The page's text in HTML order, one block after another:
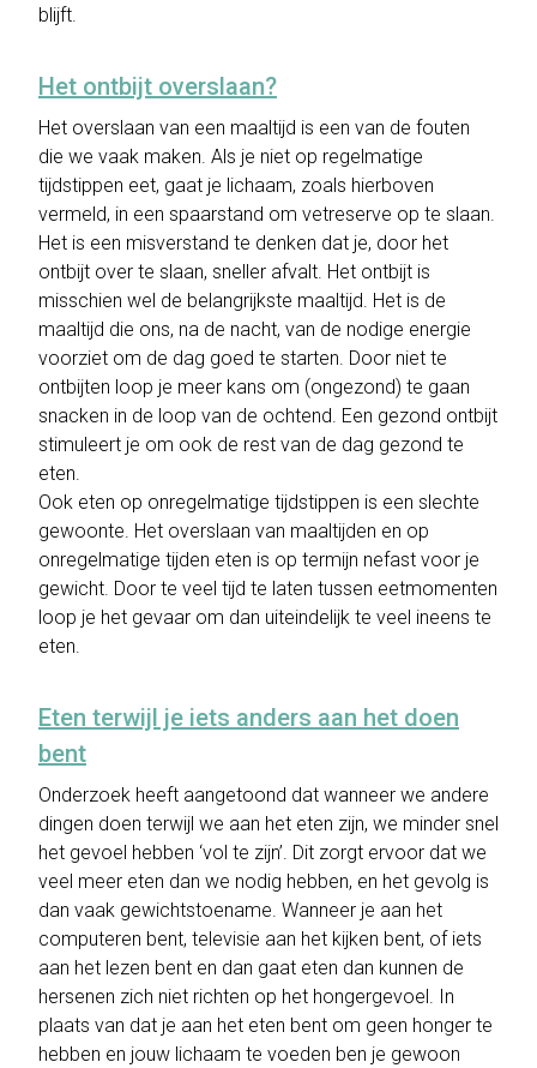
blijft.
Het ontbijt overslaan?
Het overslaan van een maaltijd is een van de fouten
die we vaak maken. Als je niet op regelmatige
tijdstippen eet, gaat je lichaam, zoals hierboven
vermeld, in een spaarstand om vetreserve op te slaan.
Het is een misverstand te denken dat je, door het
ontbijt over te slaan, sneller afvalt. Het ontbijt is
misschien wel de belangrijkste maaltijd. Het is de
maaltijd die ons, na de nacht, van de nodige energie
voorziet om de dag goed te starten. Door niet te
ontbijten loop je meer kans om (ongezond) te gaan
snacken in de loop van de ochtend. Een gezond ontbijt
stimuleert je om ook de rest van de dag gezond te
eten.
Ook eten op onregelmatige tijdstippen is een slechte
gewoonte. Het overslaan van maaltijden en op
onregelmatige tijden eten is op termijn nefast voor je
gewicht. Door te veel tijd te laten tussen eetmomenten
loop je het gevaar om dan uiteindelijk te veel ineens te
eten.
Eten terwijl je iets anders aan het doen
bent
Onderzoek heeft aangetoond dat wanneer we andere
dingen doen terwijl we aan het eten zijn, we minder snel
het gevoel hebben ‘vol te zijn’. Dit zorgt ervoor dat we
veel meer eten dan we nodig hebben, en het gevolg is
dan vaak gewichtstoename. Wanneer je aan het
computeren bent, televisie aan het kijken bent, of iets
aan het lezen bent en dan gaat eten dan kunnen de
hersenen zich niet richten op het hongergevoel. In
plaats van dat je aan het eten bent om geen honger te
hebben en jouw lichaam te voeden ben je gewoon